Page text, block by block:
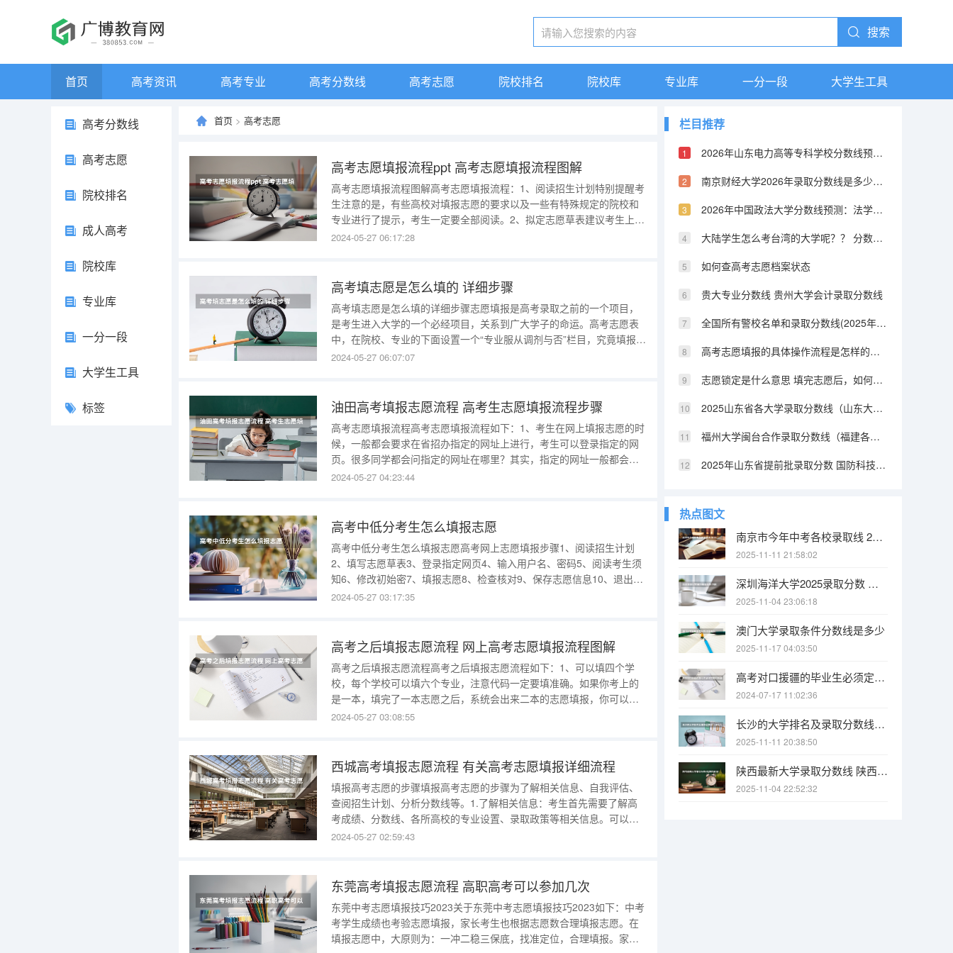
搜索
首页 高考资讯 高考专业 高考分数线 高考志愿 院校排名 院校库 专业库 一分一段 大学生工具
高考分数线
高考志愿
院校排名
成人高考
院校库
专业库
一分一段
大学生工具
标签
首页 > 高考志愿
高考志愿填报流程ppt 高考志愿填报流程图解
高考志愿填报流程图解高考志愿填报流程：1、阅读招生计划特别提醒考
生注意的是，有些高校对填报志愿的要求以及一些有特殊规定的院校和
专业进行了提示，考生一定要全部阅读。2、拟定志愿草表建议考生上网
填报志愿前，先将选报的志愿填写到志愿草表上，再按志愿草表上的内
2024-05-27 06:17:28
高考填志愿是怎么填的 详细步骤
高考填志愿是怎么填的详细步骤志愿填报是高考录取之前的一个项目，
是考生进入大学的一个必经项目，关系到广大学子的命运。高考志愿表
中，在院校、专业的下面设置一个“专业服从调剂与否”栏目，究竟填报
“服从”还是“不服从”，要求考生必须在学校与专业之间进行一次博弈。考
2024-05-27 06:07:07
油田高考填报志愿流程 高考生志愿填报流程步骤
高考志愿填报流程高考志愿填报流程如下：1、考生在网上填报志愿的时
候，一般都会要求在省招办指定的网址上进行，考生可以登录指定的网
页。很多同学都会问指定的网址在哪里？其实，指定的网址一般都会印
制在准考证上面，或是可以给省招办打电话咨询网址。2、考生在根据指
2024-05-27 04:23:44
高考中低分考生怎么填报志愿
高考中低分考生怎么填报志愿高考网上志愿填报步骤1、阅读招生计划
2、填写志愿草表3、登录指定网页4、输入用户名、密码5、阅读考生须
知6、修改初始密7、填报志愿8、检查核对9、保存志愿信息10、退出填
报志愿系统。高考生怎样填报志愿高考生填报志愿方法如下：填报流
2024-05-27 03:17:35
高考之后填报志愿流程 网上高考志愿填报流程图解
高考之后填报志愿流程高考之后填报志愿流程如下：1、可以填四个学
校，每个学校可以填六个专业，注意代码一定要填准确。如果你考上的
是一本，填完了一本志愿之后，系统会出来二本的志愿填报，你可以继
续填，也可以选择不填”如果你考上的是二本，填完了之后也可以继续填
2024-05-27 03:08:55
西城高考填报志愿流程 有关高考志愿填报详细流程
填报高考志愿的步骤填报高考志愿的步骤为了解相关信息、自我评估、
查阅招生计划、分析分数线等。1.了解相关信息：考生首先需要了解高
考成绩、分数线、各所高校的专业设置、录取政策等相关信息。可以参
考招生简章、高考志愿填报指南、学校官方网站、招生信息网等渠道获
2024-05-27 02:59:43
东莞高考填报志愿流程 高职高考可以参加几次
东莞中考志愿填报技巧2023关于东莞中考志愿填报技巧2023如下：中考
考学生成绩也考验志愿填报，家长考生也根据志愿数合理填报志愿。在
填报志愿中，大原则为：一冲二稳三保底，找准定位，合理填报。家长
栏目推荐
2026年山东电力高等专科学校分数线预测及往年分数参考
南京财经大学2026年录取分数线是多少？专业优势与就业前景全面解析
2026年中国政法大学分数线预测：法学界的黄埔军校
大陆学生怎么考台湾的大学呢？？ 分数线又是怎样的？？ 考取难度高不高？
如何查高考志愿档案状态
贵大专业分数线 贵州大学会计录取分数线
全国所有警校名单和录取分数线(2025年参考) 陕西提前批警校录取分数
高考志愿填报的具体操作流程是怎样的（江西高考志愿填报详细步骤）
志愿锁定是什么意思 填完志愿后，如何快速知道自己是否被录取
2025山东省各大学录取分数线（山东大学排名及录取分数线）
福州大学闽台合作录取分数线（福建各所大学法学系的分数线2025）
2025年山东省提前批录取分数 国防科技大学提前批山东录取分数线
热点图文
南京市今年中考各校录取线 2025南京中考分数线与录取线
2025-11-11 21:58:02
深圳海洋大学2025录取分数 中国海洋大学2025投档线
2025-11-04 23:06:18
澳门大学录取条件分数线是多少
2025-11-17 04:03:50
高考对口援疆的毕业生必须定向回新疆工作吗，能不能不会回，不回会怎样？
2024-07-17 11:02:36
长沙的大学排名及录取分数线（长沙大学招生分数线）
2025-11-11 20:38:50
陕西最新大学录取分数线 陕西省2025年各院校最低高考录取分数线
2025-11-04 22:52:32